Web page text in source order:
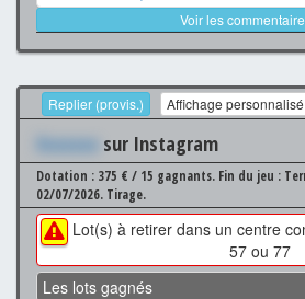
Voir les
Replier (provis.) Affichage personnalisé
Xxxxxxx sur Instagram
Dotation : 375 € / 15 gagnants. Fin du jeu :
02/07/2026. Tirage.
Lot(s) à retirer dans un centre
57 ou 77
Les lots gagnés